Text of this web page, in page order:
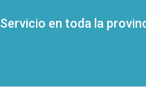
Servicio en toda la